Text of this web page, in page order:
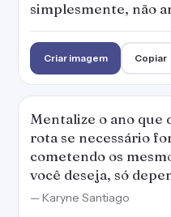
Criar imagem Copiar
Se você não gostou
universo te dá a
— Karyne Santiago
Criar imagem Copiar